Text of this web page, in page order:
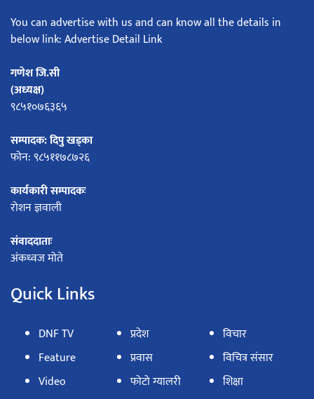
You can advertise with us and can know all the details in
below link: Advertise Detail Link
गणेश जि.सी
(अध्यक्ष)
९८५१०७६३६५
सम्पादक: दिपु खड्का
फोन: ९८५११७८७२६
कार्यकारी सम्पादकः
रोशन ज्ञवाली
संवाददाताः
अंकध्वज मोते
Quick Links
DNF TV
Feature
Video
प्रदेश
प्रवास
फोटो ग्यालरी
विचार
विचित्र संसार
शिक्षा